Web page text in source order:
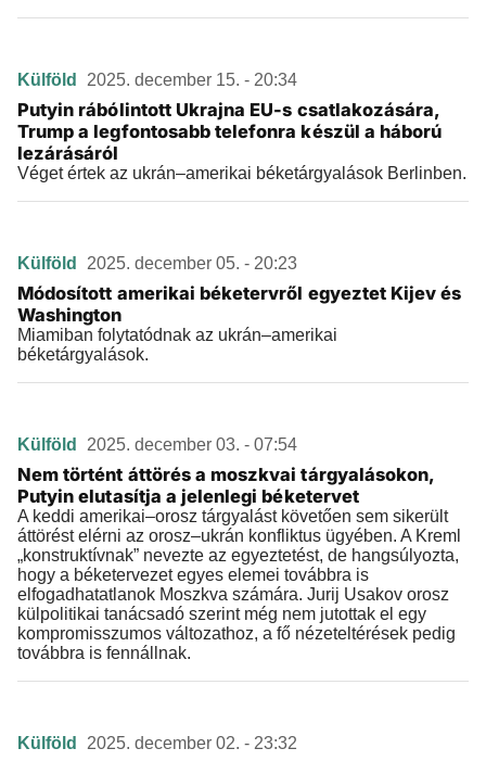
Külföld 2025. december 15. - 20:34
Putyin rábólintott Ukrajna EU-s csatlakozására,
Trump a legfontosabb telefonra készül a háború
lezárásáról
Véget értek az ukrán–amerikai béketárgyalások Berlinben.
Külföld 2025. december 05. - 20:23
Módosított amerikai béketervről egyeztet Kijev és
Washington
Miamiban folytatódnak az ukrán–amerikai
béketárgyalások.
Külföld 2025. december 03. - 07:54
Nem történt áttörés a moszkvai tárgyalásokon,
Putyin elutasítja a jelenlegi béketervet
A keddi amerikai–orosz tárgyalást követően sem sikerült
áttörést elérni az orosz–ukrán konfliktus ügyében. A Kreml
„konstruktívnak” nevezte az egyeztetést, de hangsúlyozta,
hogy a béketervezet egyes elemei továbbra is
elfogadhatatlanok Moszkva számára. Jurij Usakov orosz
külpolitikai tanácsadó szerint még nem jutottak el egy
kompromisszumos változathoz, a fő nézeteltérések pedig
továbbra is fennállnak.
Külföld 2025. december 02. - 23:32